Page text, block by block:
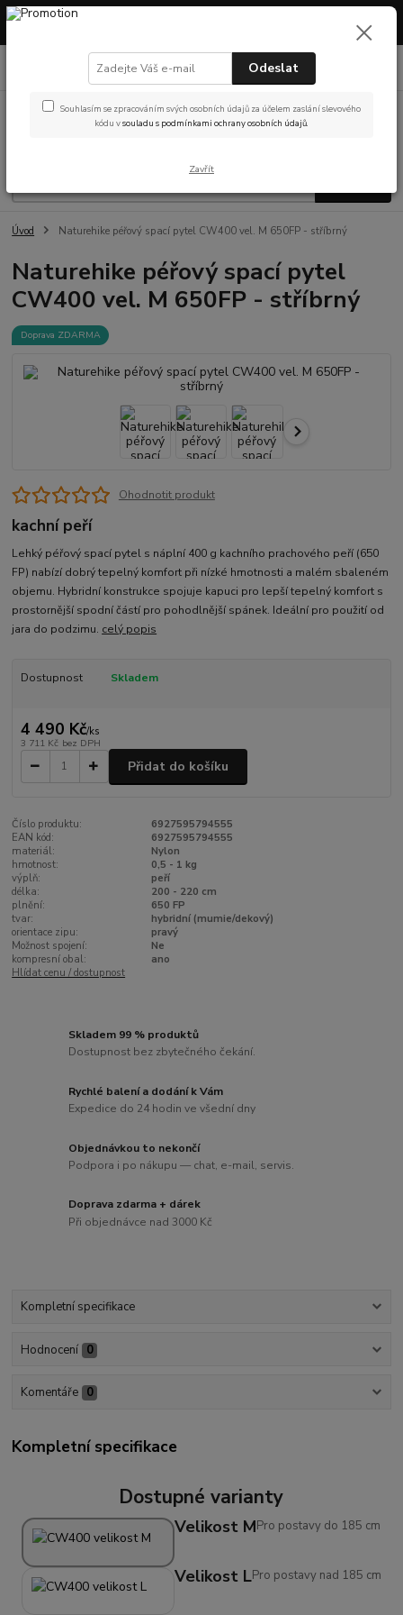
Máme otevřeno! Showroom v Českých Budějovicích – prohlédněte si
Úvod Naturehike péřový spací pytel CW400 vel. M 650FP - stříbrný
Naturehike péřový spací pytel
CW400 vel. M 650FP - stříbrný
Doprava ZDARMA
Ohodnotit produkt
kachní peří
Lehký péřový spací pytel s náplní 400 g kachního prachového peří (650
FP) nabízí dobrý tepelný komfort při nízké hmotnosti a malém sbaleném
objemu. Hybridní konstrukce spojuje kapuci pro lepší tepelný komfort s
prostornější spodní částí pro pohodlnější spánek. Ideální pro použití od
jara do podzimu. celý popis
Dostupnost Skladem
4 490 Kč/ks
3 711 Kč bez DPH
Přidat do košíku
Číslo produktu:
6927595794555
EAN kód:
6927595794555
materiál:
Nylon
hmotnost:
0,5 - 1 kg
výplň:
peří
délka:
200 - 220 cm
plnění:
650 FP
tvar:
hybridní (mumie/dekový)
orientace zipu:
pravý
Možnost spojení:
Ne
kompresní obal:
ano
Hlídat cenu / dostupnost
Skladem 99 % produktů
Dostupnost bez zbytečného čekání.
Rychlé balení a dodání k Vám
Expedice do 24 hodin ve všední dny
Objednávkou to nekončí
Podpora i po nákupu — chat, e-mail, servis.
Doprava zdarma + dárek
Při objednávce nad 3000 Kč
Kompletní specifikace
Hodnocení 0
Komentáře 0
Kompletní specifikace
Dostupné varianty
Velikost MPro postavy do 185 cm
Velikost LPro postavy nad 185 cm
Odeslat
Souhlasím se zpracováním svých osobních údajů za účelem zaslání slevového
kódu vsouladu s podmínkami ochrany osobních údajů.
Zavřít